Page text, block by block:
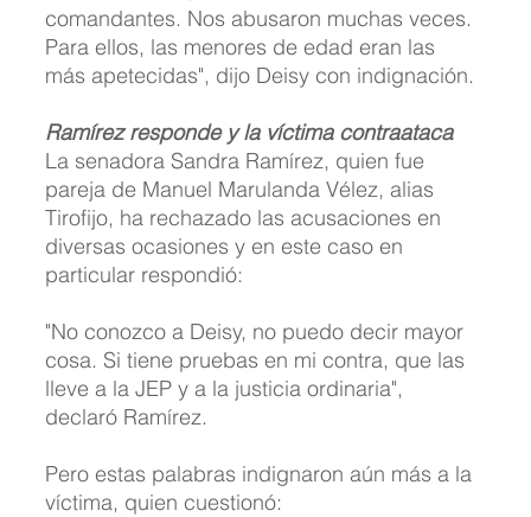
comandantes. Nos abusaron muchas veces.
Para ellos, las menores de edad eran las
más apetecidas", dijo Deisy con indignación.
Ramírez responde y la víctima contraataca
La senadora Sandra Ramírez, quien fue
pareja de Manuel Marulanda Vélez, alias
Tirofijo, ha rechazado las acusaciones en
diversas ocasiones y en este caso en
particular respondió:
"No conozco a Deisy, no puedo decir mayor
cosa. Si tiene pruebas en mi contra, que las
lleve a la JEP y a la justicia ordinaria",
declaró Ramírez.
Pero estas palabras indignaron aún más a la
víctima, quien cuestionó: